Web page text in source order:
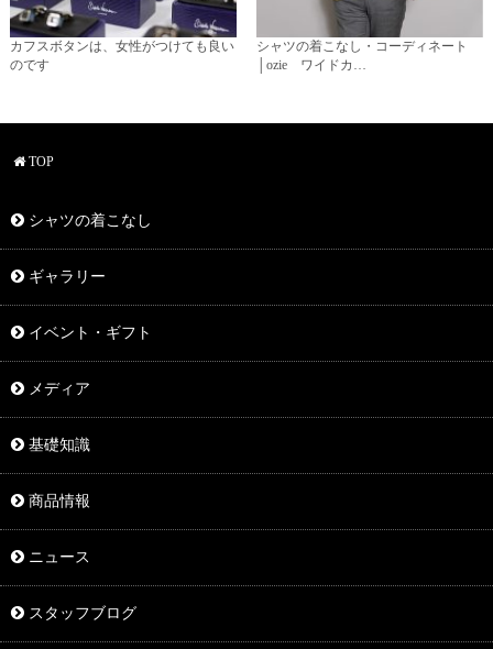
カフスボタンは、女性がつけても良い
のです
シャツの着こなし・コーディネート
│ozie ワイドカ…
TOP
シャツの着こなし
ギャラリー
イベント・ギフト
メディア
基礎知識
商品情報
ニュース
スタッフブログ